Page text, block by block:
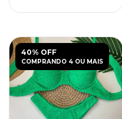
40% OFF
COMPRANDO 4 OU MAIS